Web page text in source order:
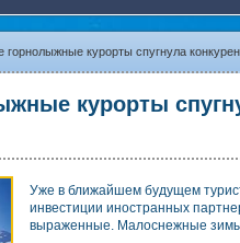
горнолыжные курорты спугнула
курорты
Уже в ближайшем будущем
инвестиции иностранных
выраженные. Малоснежные зимы